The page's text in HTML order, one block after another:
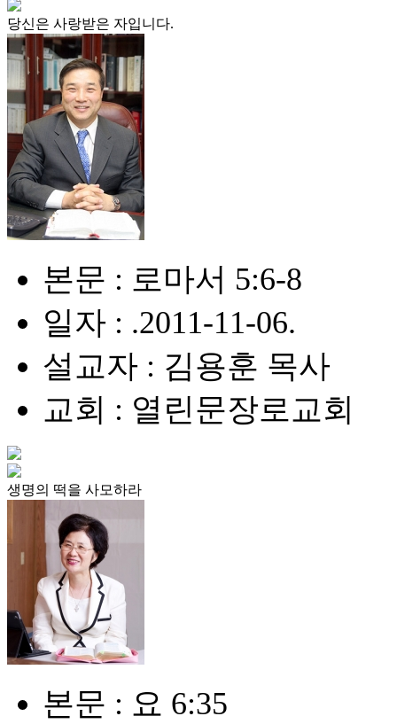
당신은 사랑받은 자입니다.
본문 : 로마서 5:6-8
일자 : .2011-11-06.
설교자 : 김용훈 목사
교회 : 열린문장로교회
생명의 떡을 사모하라
본문 : 요 6:35